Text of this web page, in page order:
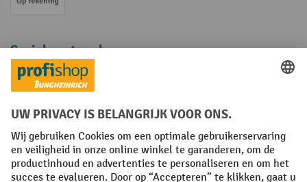
Op rekening
Sociale netwerken
Facebook
YouTube
LinkedInInstagram
Algemene leveringsvoorwaarden Copyright
Privacyverklaring Privacy Instellingen